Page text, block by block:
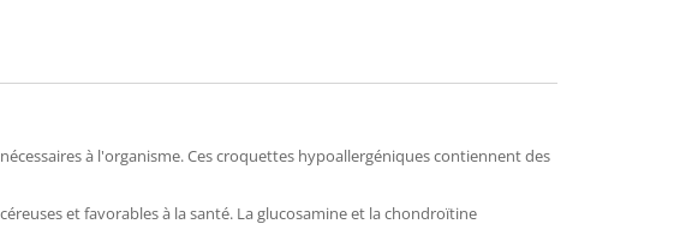
à l'organisme. Ces croquettes hypoallergéniques contiennent des
et favorables à la santé. La glucosamine et la chondroïtine